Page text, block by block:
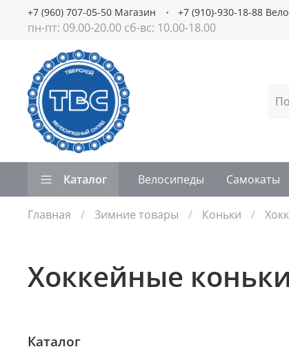
пн-пт: 09.00-20.00 сб-вс: 10.00-18.00
+7 (960) 707-05-50 Магазин +7 (910)-930-18-88
Каталог Велосипеды Самокаты
Главная Зимние товары Коньки
Хоккейные коньки
Каталог